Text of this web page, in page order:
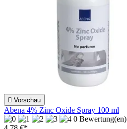
 Vorschau
Abena 4% Zinc Oxide Spray 100 ml
0 Bewertung(en)